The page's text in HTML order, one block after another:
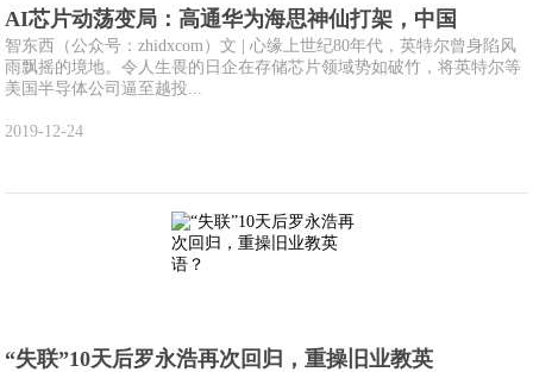
AI芯片动荡变局：高通华为海思神仙打架，中国
智东西（公众号：zhidxcom）文 | 心缘上世纪80年代，英特尔曾身陷风
雨飘摇的境地。令人生畏的日企在存储芯片领域势如破竹，将英特尔等
美国半导体公司逼至越投...
2019-12-24
“失联”10天后罗永浩再次回归，重操旧业教英